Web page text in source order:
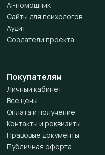
AI-помощник
Сайты для психологов
Аудит
Создатели проекта
Покупателям
Личный кабинет
Все цены
Оплата и получение
Контакты и реквизиты
Правовые документы
Публичная оферта